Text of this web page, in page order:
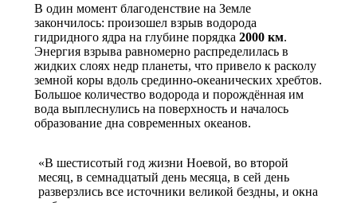
В один момент благоденствие на Земле
закончилось: произошел взрыв водорода
гидридного ядра на глубине порядка 2000 км.
Энергия взрыва равномерно распределилась в
жидких слоях недр планеты, что привело к расколу
земной коры вдоль срединно-океанических хребтов.
Большое количество водорода и порождённая им
вода выплеснулись на поверхность и началось
образование дна современных океанов.
«В шестисотый год жизни Ноевой, во второй
месяц, в семнадцатый день месяца, в сей день
разверзлись все источники великой бездны, и окна